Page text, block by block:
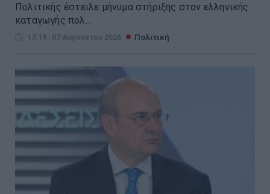
Πολιτικής έστειλε μήνυμα στήριξης στον ελληνικής
καταγωγής πολ...
17:19 | 07 Αυγούστου 2026 Πολιτική